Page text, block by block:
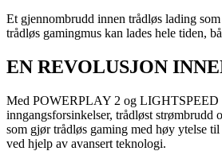
Et gjennombrudd innen trådløs lading
trådløs gamingmus kan lades hele tiden,
EN REVOLUSJON
Med POWERPLAY 2 og LIGHTSPEED
inngangsforsinkelser, trådløst strømbrudd
som gjør trådløs gaming med høy ytelse
ved hjelp av avansert teknologi.